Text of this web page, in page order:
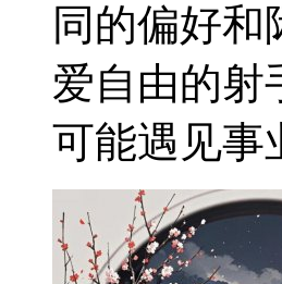
同的偏好
爱自由的射
可能遇见事